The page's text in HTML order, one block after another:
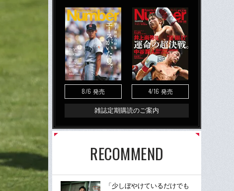
8/6 発売 4/16 発売
雑誌定期購読のご案内
RECOMMEND
「少しぼやけているだけでも